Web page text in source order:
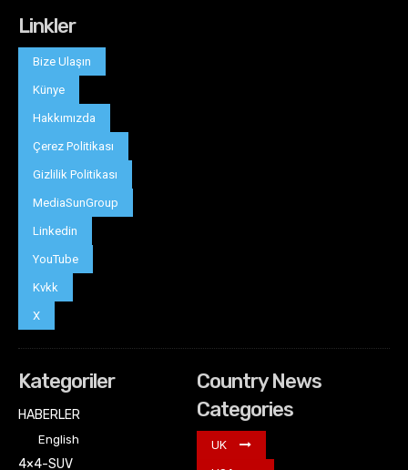
Linkler
Bize Ulaşın
Künye
Hakkımızda
Çerez Politikası
Gizlilik Politikası
MediaSunGroup
Linkedin
YouTube
Kvkk
X
Kategoriler
HABERLER
English
4×4-SUV
Country News
Categories
UK